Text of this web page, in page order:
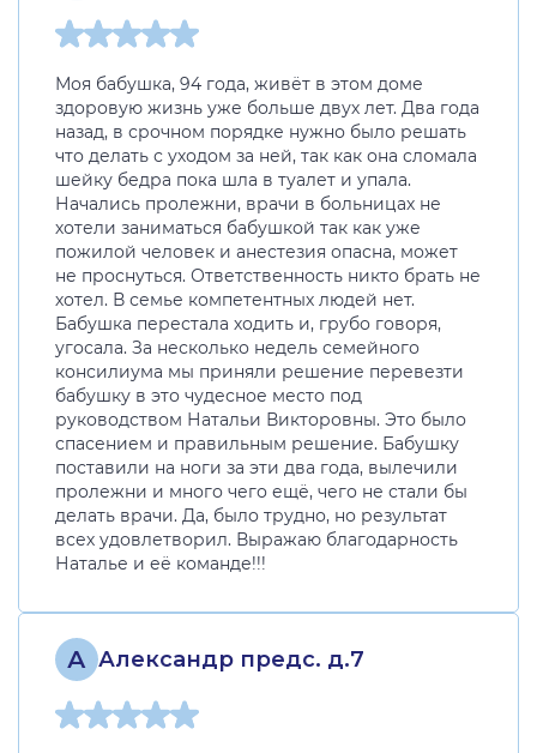
Моя бабушка, 94 года, живёт в этом доме
здоровую жизнь уже больше двух лет. Два года
назад, в срочном порядке нужно было решать
что делать с уходом за ней, так как она сломала
шейку бедра пока шла в туалет и упала.
Начались пролежни, врачи в больницах не
хотели заниматься бабушкой так как уже
пожилой человек и анестезия опасна, может
не проснуться. Ответственность никто брать не
хотел. В семье компетентных людей нет.
Бабушка перестала ходить и, грубо говоря,
угосала. За несколько недель семейного
консилиума мы приняли решение перевезти
бабушку в это чудесное место под
руководством Натальи Викторовны. Это было
спасением и правильным решение. Бабушку
поставили на ноги за эти два года, вылечили
пролежни и много чего ещё, чего не стали бы
делать врачи. Да, было трудно, но результат
всех удовлетворил. Выражаю благодарность
Наталье и её команде!!!
А Александр предс. д.7